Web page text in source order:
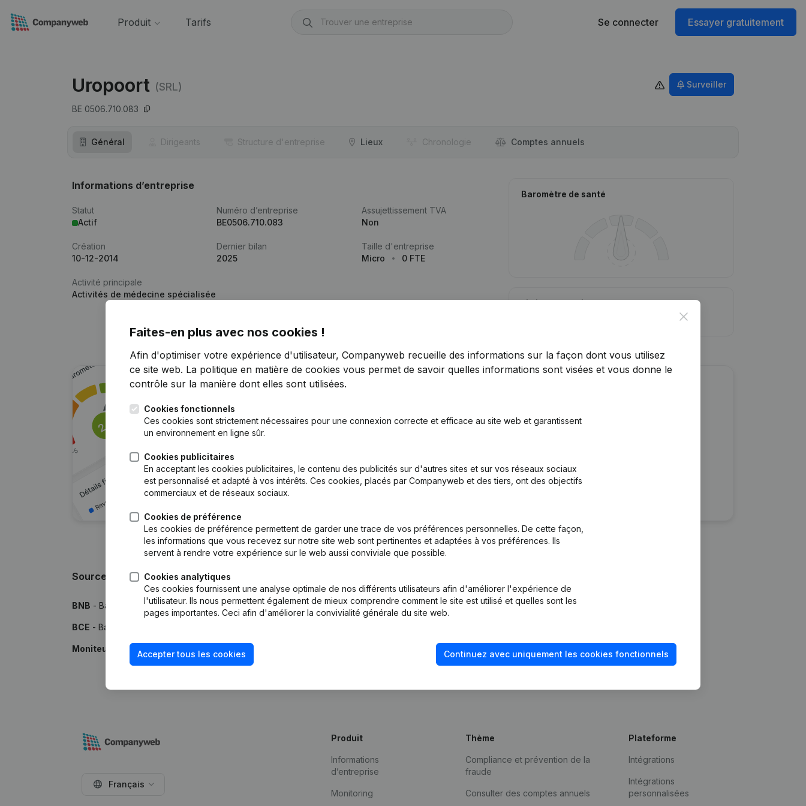
Produit Tarifs Se connecter Essayer gratuitement
Uropoort (SRL)
BE 0506.710.083
Surveiller
Général Dirigeants Structure d'entreprise Lieux Chronologie Comptes annuels
Informations d’entreprise
Statut
Actif
Numéro d’entreprise
BE0506.710.083
Assujettissement TVA
Non
Création
10-12-2014
Dernier bilan
2025
Taille d'entreprise
Micro
0 FTE
Activité principale
Activités de médecine spécialisée
Baromètre de santé
Limite de crédit
Vous recherchez plus d’informations sur cette entreprise ?
Essayer gratuitement Découvrir plus
Sources
BNB - Banque Nationale de Belgique
BCE - Banque-Carrefour des Entreprises
Moniteur - Publications par le Moniteur Belge
Close
Faites-en plus avec nos cookies !
Afin d'optimiser votre expérience d'utilisateur, Companyweb recueille des informations sur la façon dont vous utilisez
ce site web. La politique en matière de cookies vous permet de savoir quelles informations sont visées et vous donne le
contrôle sur la manière dont elles sont utilisées.
Cookies fonctionnels
Ces cookies sont strictement nécessaires pour une connexion correcte et efficace au site web et garantissent
un environnement en ligne sûr.
Cookies publicitaires
En acceptant les cookies publicitaires, le contenu des publicités sur d'autres sites et sur vos réseaux sociaux
est personnalisé et adapté à vos intérêts. Ces cookies, placés par Companyweb et des tiers, ont des objectifs
commerciaux et de réseaux sociaux.
Cookies de préférence
Les cookies de préférence permettent de garder une trace de vos préférences personnelles. De cette façon,
les informations que vous recevez sur notre site web sont pertinentes et adaptées à vos préférences. Ils
servent à rendre votre expérience sur le web aussi conviviale que possible.
Cookies analytiques
Ces cookies fournissent une analyse optimale de nos différents utilisateurs afin d'améliorer l'expérience de
l'utilisateur. Ils nous permettent également de mieux comprendre comment le site est utilisé et quelles sont les
pages importantes. Ceci afin d'améliorer la convivialité générale du site web.
Accepter tous les cookies Continuez avec uniquement les cookies fonctionnels
Français
Produit
Informations
d’entreprise
Monitoring
Thème
Compliance et prévention de la
fraude
Consulter des comptes annuels
Plateforme
Intégrations
Intégrations
personnalisées